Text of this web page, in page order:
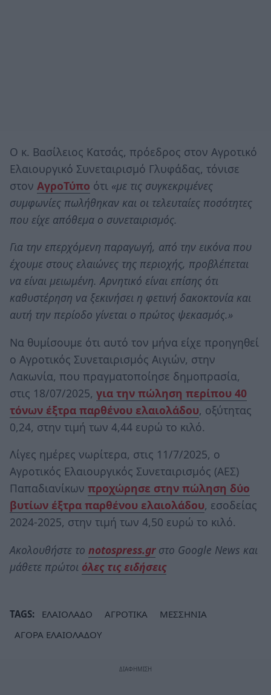
Ο κ. Βασίλειος Κατσάς, πρόεδρος στον Αγροτικό
Ελαιουργικό Συνεταιρισμό Γλυφάδας, τόνισε
στον ΑγροΤύπο ότι «με τις συγκεκριμένες
συμφωνίες πωλήθηκαν και οι τελευταίες ποσότητες
που είχε απόθεμα ο συνεταιρισμός.
Για την επερχόμενη παραγωγή, από την εικόνα που
έχουμε στους ελαιώνες της περιοχής, προβλέπεται
να είναι μειωμένη. Αρνητικό είναι επίσης ότι
καθυστέρηση να ξεκινήσει η φετινή δακοκτονία και
αυτή την περίοδο γίνεται ο πρώτος ψεκασμός.»
Να θυμίσουμε ότι αυτό τον μήνα είχε προηγηθεί
ο Αγροτικός Συνεταιρισμός Αιγιών, στην
Λακωνία, που πραγματοποίησε δημοπρασία,
στις 18/07/2025, για την πώληση περίπου 40
τόνων έξτρα παρθένου ελαιολάδου, οξύτητας
0,24, στην τιμή των 4,44 ευρώ το κιλό.
Λίγες ημέρες νωρίτερα, στις 11/7/2025, ο
Αγροτικός Ελαιουργικός Συνεταιρισμός (ΑΕΣ)
Παπαδιανίκων προχώρησε στην πώληση δύο
βυτίων έξτρα παρθένου ελαιολάδου, εσοδείας
2024-2025, στην τιμή των 4,50 ευρώ το κιλό.
Ακολουθήστε το notospress.grστο Google News και
μάθετε πρώτοι όλες τις ειδήσεις
TAGS: ΕΛΑΙΟΛΑΔΟ ΑΓΡΟΤΙΚΑ
ΜΕΣΣΗΝΙΑ
ΑΓΟΡΑ ΕΛΑΙΟΛΑΔΟΥ